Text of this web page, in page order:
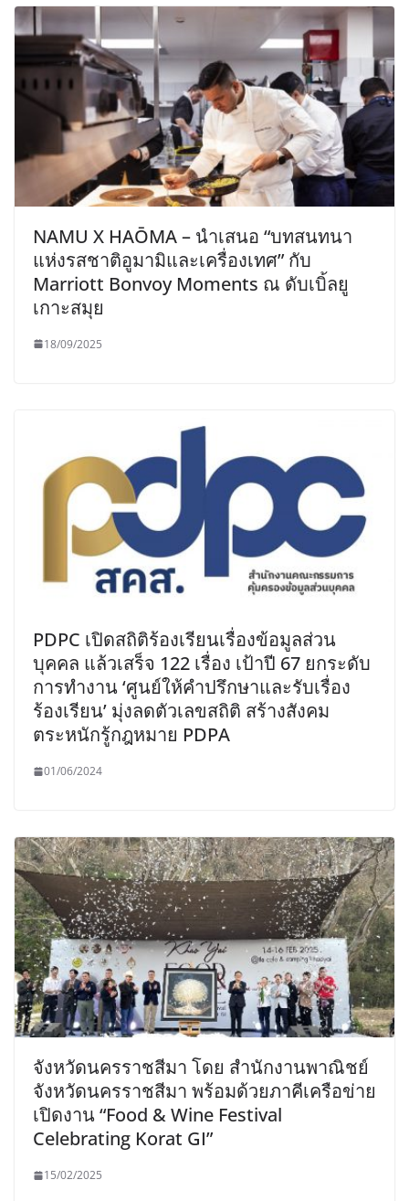
NAMU X HAŌMA – นำเสนอ “บทสนทนา
แห่งรสชาติอูมามิและเครื่องเทศ” กับ
Marriott Bonvoy Moments ณ ดับเบิ้ลยู
เกาะสมุย
18/09/2025
PDPC เปิดสถิติร้องเรียนเรื่องข้อมูลส่วน
บุคคล แล้วเสร็จ 122 เรื่อง เป้าปี 67 ยกระดับ
การทำงาน ‘ศูนย์ให้คำปรึกษาและรับเรื่อง
ร้องเรียน’ มุ่งลดตัวเลขสถิติ สร้างสังคม
ตระหนักรู้กฎหมาย PDPA
01/06/2024
จังหวัดนครราชสีมา โดย สำนักงานพาณิชย์
จังหวัดนครราชสีมา พร้อมด้วยภาคีเครือข่าย
เปิดงาน “Food & Wine Festival
Celebrating Korat GI”
15/02/2025